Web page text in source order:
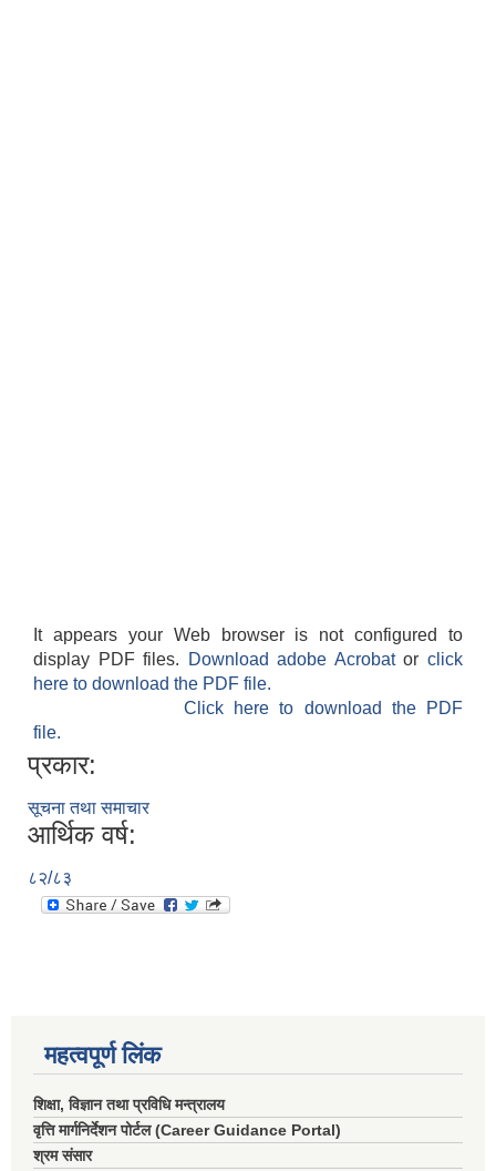
It appears your Web browser is not configured to
display PDF files.
Download adobe Acrobatorclick
here to download the PDF file.
Click here to download the PDF
file.
प्रकार:
सूचना तथा समाचार
आर्थिक वर्ष:
८२/८३
महत्वपूर्ण लिंक
शिक्षा, विज्ञान तथा प्रविधि मन्त्रालय
वृत्ति मार्गनिर्देशन पोर्टल (Career Guidance Portal)
श्रम संसार